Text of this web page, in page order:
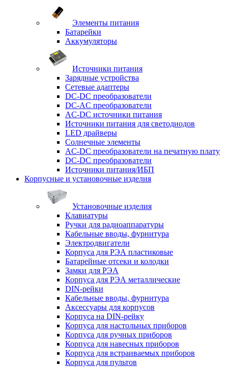
Элементы питания
Батарейки
Аккумуляторы
Источники питания
Зарядные устройства
Сетевые адаптеры
DC-DC преобразователи
DC-AC преобразователи
AC-DC источники питания
Источники питания для светодиодов
LED драйверы
Солнечные элементы
AC-DC преобразователи на печатную плату
DC-DC преобразователи
Источники питания/ИБП
Корпусные и установочные изделия
Установочные изделия
Клавиатуры
Ручки для радиоаппаратуры
Кабельные вводы, фурнитура
Электродвигатели
Корпуса для РЭА пластиковые
Батарейные отсеки и колодки
Замки для РЭА
Корпуса для РЭА металлические
DIN-рейки
Кабельные вводы, фурнитура
Аксессуары для корпусов
Корпуса на DIN-рейку
Корпуса для настольных приборов
Корпуса для ручных приборов
Корпуса для навесных приборов
Корпуса для встраиваемых приборов
Корпуса для пультов